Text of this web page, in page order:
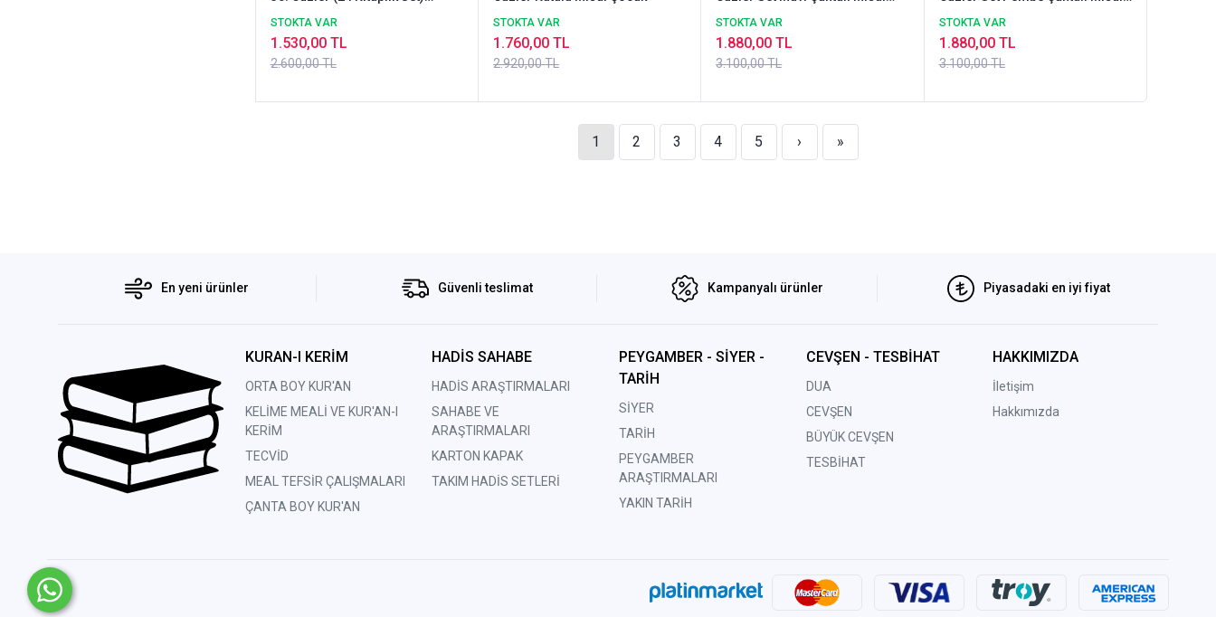
Pembe Çantalı
STOKTA VAR
2.600,00 TL
1.530,00 TL
STOKTA VAR
2.920,00 TL
1.760,00 TL
Çocuk
STOKTA VAR
3.100,00 TL
1.880,00 TL
Çocuk
STOKTA VAR
3.100,00 TL
1.880,00 TL
1 2 3 4 5 › »
En yeni ürünler Güvenli teslimat Kampanyalı ürünler Piyasadaki en iyi fiyat
KURAN-I KERİM
ORTA BOY KUR'AN
KELİME MEALİ VE KUR'AN-I
KERİM
TECVİD
MEAL TEFSİR ÇALIŞMALARI
ÇANTA BOY KUR'AN
HADİS SAHABE
HADİS ARAŞTIRMALARI
SAHABE VE
ARAŞTIRMALARI
KARTON KAPAK
TAKIM HADİS SETLERİ
PEYGAMBER - SİYER -
TARİH
SİYER
TARİH
PEYGAMBER
ARAŞTIRMALARI
YAKIN TARİH
CEVŞEN - TESBİHAT
DUA
CEVŞEN
BÜYÜK CEVŞEN
TESBİHAT
HAKKIMIZDA
İletişim
Hakkımızda